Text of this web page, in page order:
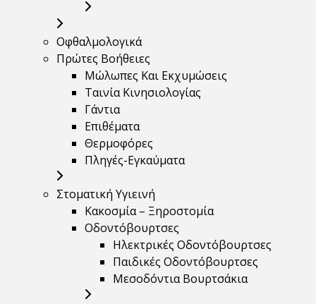
Οφθαλμολογικά
Πρώτες Βοήθειες
Μώλωπες Και Εκχυμώσεις
Ταινία Κινησιολογίας
Γάντια
Επιθέματα
Θερμοφόρες
Πληγές-Εγκαύματα
Στοματική Υγιεινή
Κακοσμία – Ξηροστομία
Οδοντόβουρτσες
Ηλεκτρικές Οδοντόβουρτσες
Παιδικές Οδοντόβουρτσες
Μεσοδόντια Βουρτσάκια